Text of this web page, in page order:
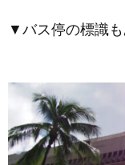
▼バス停の標識も